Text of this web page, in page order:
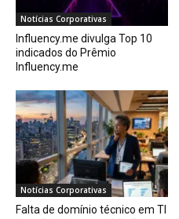
Notícias Corporativas
Influency.me divulga Top 10
indicados do Prêmio
Influency.me
Notícias Corporativas
Falta de domínio técnico em TI